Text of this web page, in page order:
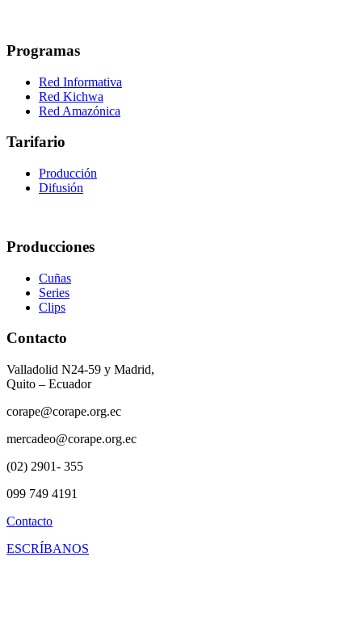
Programas
Red Informativa
Red Kichwa
Red Amazónica
Tarifario
Producción
Difusión
Producciones
Cuñas
Series
Clips
Contacto
Valladolid N24-59 y Madrid,
Quito – Ecuador
corape@corape.org.ec
mercadeo@corape.org.ec
(02) 2901- 355
099 749 4191
Contacto
ESCRÍBANOS